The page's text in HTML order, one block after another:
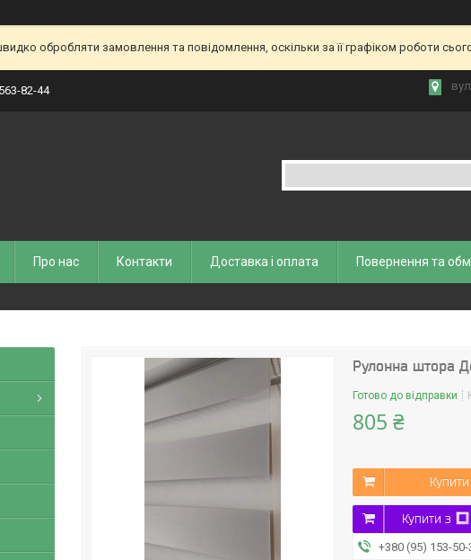
обробляти замовлення та повідомлення, оскільки за її графіком роботи
82-44
Про нас Контакти Доставка і оплата Повернення та
Рулонна штора
Готово до відправки
805 ₴
Купити
Купити з
+380 (95) 153-50-